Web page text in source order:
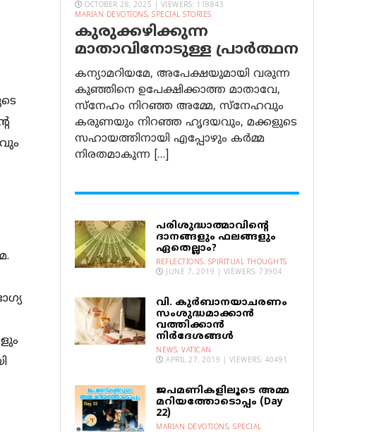
OCTOBER 28, 2025 | VIEWERS: 118843
MARIAN DEVOTIONS, SPECIAL STORIES
കുരുക്കഴിക്കുന്ന
മാതാവിനോടുള്ള പ്രാര്‍ത്ഥന
കന്യാമറിയമേ, അപേക്ഷയുമായി വരുന്ന
കുഞ്ഞിനെ ഉപേക്ഷിക്കാത്ത മാതാവേ,
സ്നേഹം നിറഞ്ഞ അമ്മേ, സ്നേഹവും
കരുണയും നിറഞ്ഞ ഹൃദയവും, മക്കളുടെ
സഹായത്തിനായി എപ്പോഴും കർമ്മ
നിരതമാകുന്ന […]
പരിശുദ്ധാത്മാവിന്റെ
ദാനങ്ങളും ഫലങ്ങളും
ഏതെല്ലാം?
REFLECTIONS, SPIRITUAL THOUGHTS
JUNE 7, 2019 | VIEWERS: 73904
വി. കുര്‍ബാനയാചരണം
സംശുദ്ധമാക്കാന്‍
വത്തിക്കാന്‍
നിര്‍ദേശങ്ങള്‍
NEWS, VATICAN
APRIL 27, 2019 | VIEWERS: 40491
ജപമണികളിലൂടെ അമ്മ
മറിയത്തോടൊപ്പം (Day
22)
MARIAN DEVOTIONS, SPECIAL